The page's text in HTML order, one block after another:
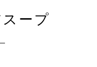
ープ